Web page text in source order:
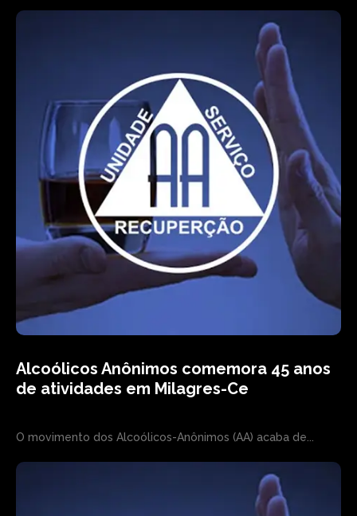
Alcoólicos Anônimos comemora 45 anos
de atividades em Milagres-Ce
O movimento dos Alcoólicos-Anônimos (AA) acaba de...